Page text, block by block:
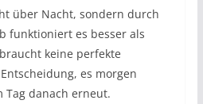
über Nacht, sondern durch
funktioniert es besser als
keine perfekte
es morgen
Tag danach erneut.